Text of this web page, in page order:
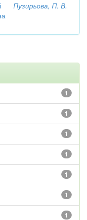
Пузирьова, П. В.
1
1
1
1
1
1
1